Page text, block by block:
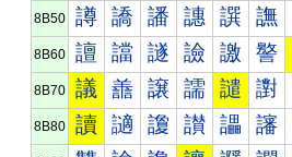
8B50 譐 譑 譒 譓 譔 譕
8B60 譠 譡 譢 譣 譤 譥
8B70 議 譱 譲 譳 譴 譵
8B80 讀 讁 讂 讃 讄 讅